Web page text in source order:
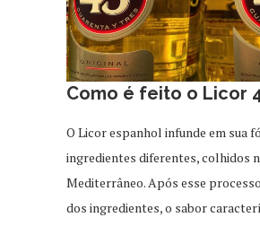
Como é feito o Licor
O Licor espanhol infunde em sua
ingredientes diferentes, colhidos
Mediterrâneo. Após esse
dos ingredientes, o sabor